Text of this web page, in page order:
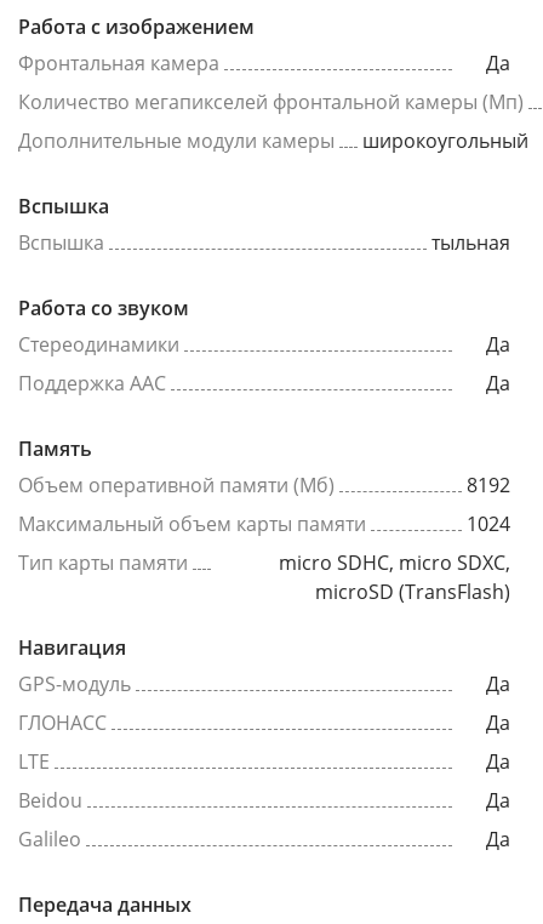
Работа с изображением
Фронтальная камера
Да
Количество мегапикселей фронтальной камеры (Мп)
Дополнительные модули камеры
широкоугольный
Вспышка
Вспышка
тыльная
Работа со звуком
Стереодинамики
Да
Поддержка AAC
Да
Память
Объем оперативной памяти (Мб)
8192
Максимальный объем карты памяти
1024
Тип карты памяти
micro SDHC, micro SDXC,
microSD (TransFlash)
Навигация
GPS-модуль
Да
ГЛОНАСС
Да
LTE
Да
Beidou
Да
Galileo
Да
Передача данных